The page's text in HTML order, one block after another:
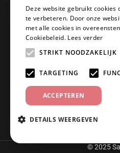
Over ons
Algemene voorwaarden
Disclaimer
Privacy Policy
Betaalmethoden
Retourneren
Klantenservice
Offerte aanvragen
Contact
© 2025
Deze website gebruikt
te verbeteren. Door onze
met alle cookies in
Cookiebeleid. Lees verder
STRIKT NOODZAKELIJK
TARGETING
ACCEPTEREN
DETAILS WEERGEVEN